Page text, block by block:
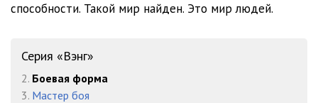
15.Кристофер Раули - Боевая форма
17.Кристофер Раули - Боевая форма
18.Кристофер Раули - Боевая форма
способности. Такой мир найден. Это мир людей.
Серия «Вэнг»
2. Боевая форма
3. Мастер боя